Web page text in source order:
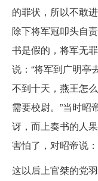
的罪状，所以不敢
除下将军冠叩头自
书是假的，将军无
说：“将军到广明亭
不到十天，燕王怎
需要校尉。”当时昭
讶，而上奏书的人
害怕了，对昭帝说：
这以后上官桀的党